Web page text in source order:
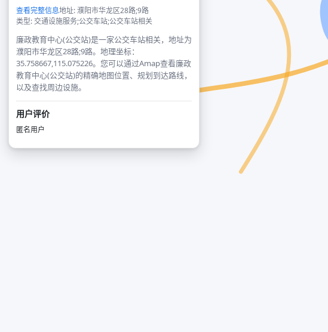
查看完整信息地址: 濮阳市华龙区28路;9路
类型: 交通设施服务;公交车站;公交车站相关
廉政教育中心(公交站)是一家公交车站相关，地址为
濮阳市华龙区28路;9路。地理坐标：
35.758667,115.075226。您可以通过Amap查看廉政
教育中心(公交站)的精确地图位置、规划到达路线，
以及查找周边设施。
用户评价
匿名用户